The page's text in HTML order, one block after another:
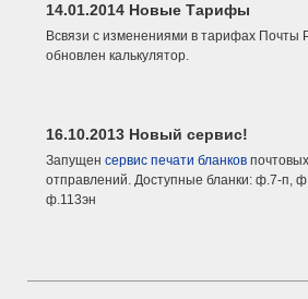
14.01.2014 Новые Тарифы
Всвязи с изменениями в тарифах Почты
обновлен калькулятор.
16.10.2013 Новый сервис!
Запущен сервис печати бланков почтовых
отправлений. Доступные бланки: ф.7-п,
ф.113эн